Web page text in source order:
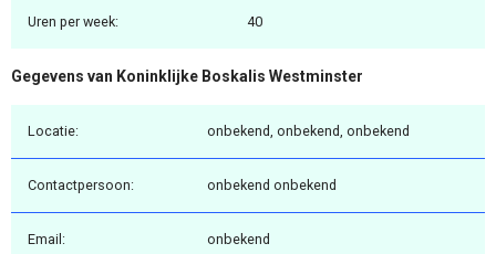
Uren per week: 40
Gegevens van Koninklijke Boskalis Westminster
Locatie: onbekend, onbekend, onbekend
Contactpersoon: onbekend onbekend
Email: onbekend